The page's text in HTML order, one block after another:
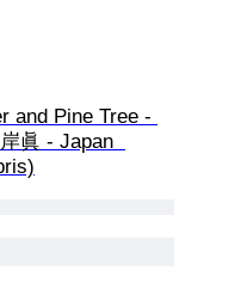
and Pine Tree -
眞 - Japan